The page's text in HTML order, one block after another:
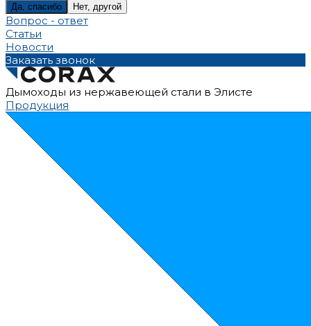
Да, спасибо Нет, другой
Вопрос - ответ
Статьи
Новости
Заказать звонок
Дымоходы из нержавеющей стали в Элисте
Продукция